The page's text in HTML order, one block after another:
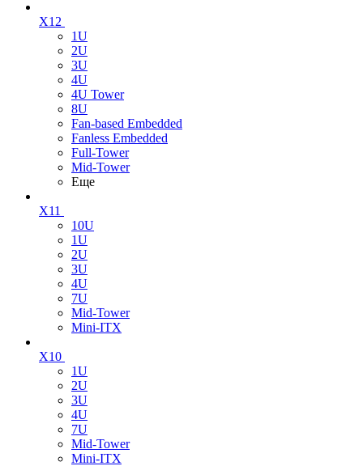
X12
1U
2U
3U
4U
4U Tower
8U
Fan-based Embedded
Fanless Embedded
Full-Tower
Mid-Tower
Еще
X11
10U
1U
2U
3U
4U
7U
Mid-Tower
Mini-ITX
X10
1U
2U
3U
4U
7U
Mid-Tower
Mini-ITX